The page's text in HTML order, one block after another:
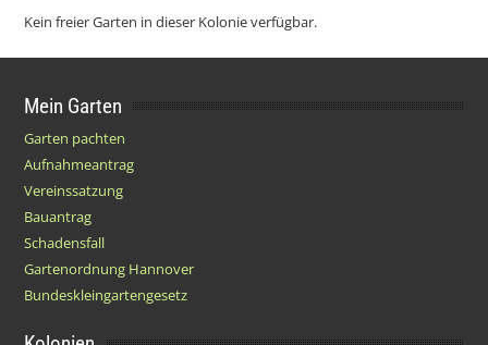
Kein freier Garten in dieser Kolonie verfügbar.
Mein Garten
Garten pachten
Aufnahmeantrag
Vereinssatzung
Bauantrag
Schadensfall
Gartenordnung Hannover
Bundeskleingartengesetz